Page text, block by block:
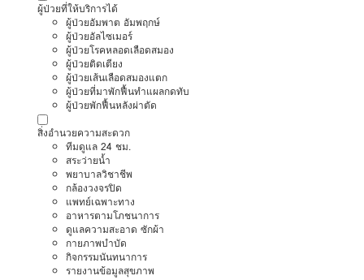
ผู้ป่วยที่ให้บริการได้
ผู้ป่วยอัมพาต อัมพฤกษ์
ผู้ป่วยอัลไซเมอร์
ผู้ป่วยโรคหลอดเลือดสมอง
ผู้ป่วยติดเตียง
ผู้ป่วยเส้นเลือดสมองแตก
ผู้ป่วยที่มาพักฟื้นทำแผลกดทับ
ผู้ป่วยพักฟื้นหลังผ่าตัด
สิ่งอำนวยความสะดวก
ทีมดูแล 24 ชม.
สระว่ายน้ำ
พยาบาลวิชาชีพ
กล้องวงจรปิด
แพทย์เฉพาะทาง
อาหารตามโภชนาการ
ดูแลความสะอาด ซักผ้า
กายภาพบำบัด
กิจกรรมนันทนาการ
รายงานข้อมูลสุขภาพ